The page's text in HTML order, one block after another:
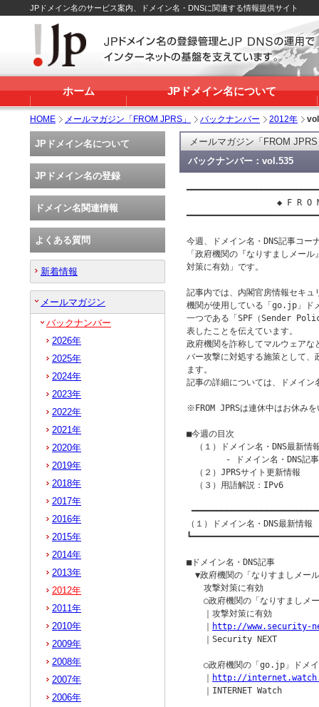
JPドメイン名のサービス案内、ドメイン名・DNSに関連する情報提供サイト
ホーム JPドメイン名について
HOME メールマガジン「FROM JPRS」 バックナンバー 2012年
メールマガジン「FROM
バックナンバー：vol.535
◆ F R O M　J P
今週、ドメイン名・DNS記事コー
「政府機関の『なりすましメー
対策に有効」です。
記事内では、内閣官房情報セキ
機関が使用している「go.jp」ド
一つである「SPF（Sender
表したことを伝えています。
政府機関を詐称してマルウェア
バー攻撃に対処する施策として、
ます。
記事の詳細については、ドメイン
※FROM JPRSは連休中はお休み
■今週の目次
（１）ドメイン名・DNS最新情
- ドメイン名・DNS記事
（２）JPRSサイト更新情報
（３）用語解説：IPv6
（１）ドメイン名・DNS最新情報
■ドメイン名・DNS記事
▼政府機関の「なりすましメー
攻撃対策に有効
○政府機関の「なりすましメ
｜攻撃対策に有効
http://www.security-
｜Security NEXT
○政府機関の「go.jp」ドメイ
http://
｜INTERNET Watch
JPドメイン名について
JPドメイン名の登録
ドメイン名関連情報
よくある質問
新着情報
メールマガジン
バックナンバー
2026年
2025年
2024年
2023年
2022年
2021年
2020年
2019年
2018年
2017年
2016年
2015年
2014年
2013年
2012年
2011年
2010年
2009年
2008年
2007年
2006年